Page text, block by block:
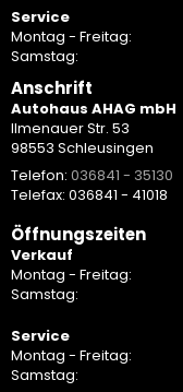
Service
Montag - Freitag:
Samstag:
Anschrift
Autohaus AHAG mbH
Ilmenauer Str. 53
98553 Schleusingen
Telefon: 036841 - 35130
Telefax: 036841 - 41018
Öffnungszeiten
Verkauf
Montag - Freitag:
Samstag:
Service
Montag - Freitag:
Samstag: